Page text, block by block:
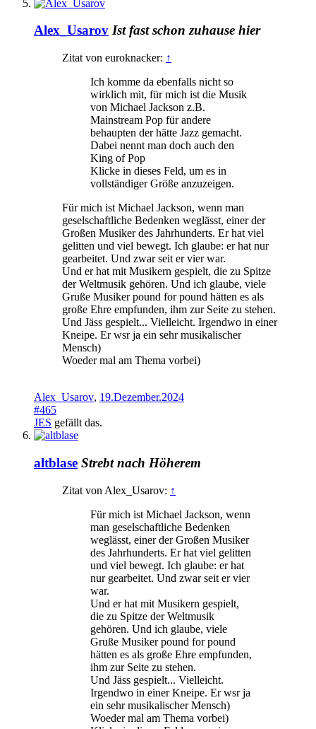
Alex_Usarov Ist fast schon zuhause hier
Zitat von euroknacker: ↑
Ich komme da ebenfalls nicht so
wirklich mit, für mich ist die Musik
von Michael Jackson z.B.
Mainstream Pop für andere
behaupten der hätte Jazz gemacht.
Dabei nennt man doch auch den
King of Pop
Klicke in dieses Feld, um es in
vollständiger Größe anzuzeigen.
Für mich ist Michael Jackson, wenn man
geselschaftliche Bedenken weglässt, einer der
Großen Musiker des Jahrhunderts. Er hat viel
gelitten und viel bewegt. Ich glaube: er hat nur
gearbeitet. Und zwar seit er vier war.
Und er hat mit Musikern gespielt, die zu Spitze
der Weltmusik gehören. Und ich glaube, viele
Gruße Musiker pound for pound hätten es als
große Ehre empfunden, ihm zur Seite zu stehen.
Und Jäss gespielt... Vielleicht. Irgendwo in einer
Kneipe. Er wsr ja ein sehr musikalischer
Mensch)
Woeder mal am Thema vorbei)
Alex_Usarov, 19.Dezember.2024
#465
JES gefällt das.
altblase Strebt nach Höherem
Zitat von Alex_Usarov: ↑
Für mich ist Michael Jackson, wenn
man geselschaftliche Bedenken
weglässt, einer der Großen Musiker
des Jahrhunderts. Er hat viel gelitten
und viel bewegt. Ich glaube: er hat
nur gearbeitet. Und zwar seit er vier
war.
Und er hat mit Musikern gespielt,
die zu Spitze der Weltmusik
gehören. Und ich glaube, viele
Gruße Musiker pound for pound
hätten es als große Ehre empfunden,
ihm zur Seite zu stehen.
Und Jäss gespielt... Vielleicht.
Irgendwo in einer Kneipe. Er wsr ja
ein sehr musikalischer Mensch)
Woeder mal am Thema vorbei)